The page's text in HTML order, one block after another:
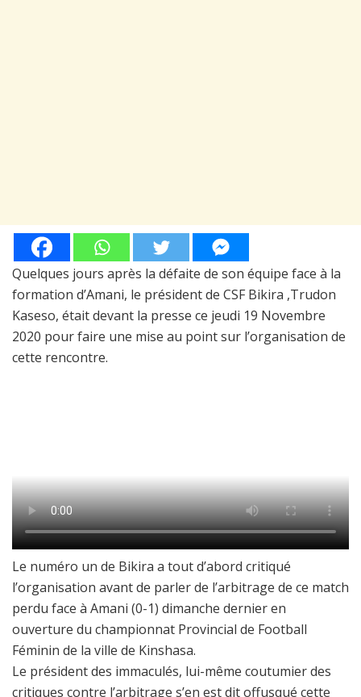
Quelques jours après la défaite de son équipe face à la
formation d’Amani, le président de CSF Bikira ,Trudon
Kaseso, était devant la presse ce jeudi 19 Novembre
2020 pour faire une mise au point sur l’organisation de
cette rencontre.
Le numéro un de Bikira a tout d’abord critiqué
l’organisation avant de parler de l’arbitrage de ce match
perdu face à Amani (0-1) dimanche dernier en
ouverture du championnat Provincial de Football
Féminin de la ville de Kinshasa.
Le président des immaculés, lui-même coutumier des
critiques contre l’arbitrage s’en est dit offusqué cette